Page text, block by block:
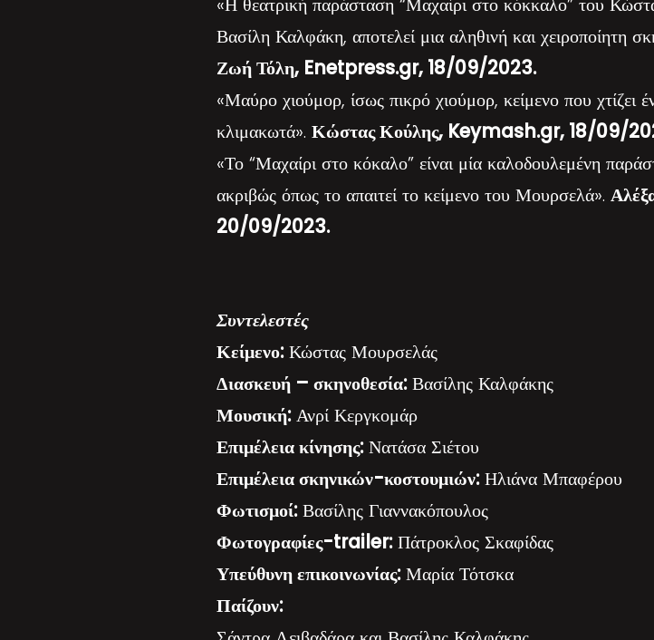
Βασίλη Καλφάκη, αποτελεί μια αληθινή και χειροποίητη
Ζωή Τόλη, Enetpress.gr, 18/09/2023.
«Μαύρο χιούμορ, ίσως πικρό χιούμορ, κείμενο που χτίζει
κλιμακωτά». Κώστας Κούλης, Keymash.gr, 18/09/
«Το “Μαχαίρι στο κόκαλο” είναι μία καλοδουλεμένη
ακριβώς όπως το απαιτεί το κείμενο του Μουρσελά».
20/09/2023.
Συντελεστές
Κείμενο:Κώστας Μουρσελάς
Διασκευή – σκηνοθεσία:Βασίλης Καλφάκης
Μουσική:Ανρί Κεργκομάρ
Επιμέλεια κίνησης:Νατάσα Σιέτου
Επιμέλεια σκηνικών-κοστουμιών:Ηλιάνα Μπαφέρου
Φωτισμοί:Βασίλης Γιαννακόπουλος
Φωτογραφίες-trailer:Πάτροκλος Σκαφίδας
Υπεύθυνη επικοινωνίας:Μαρία Τότσκα
Παίζουν: